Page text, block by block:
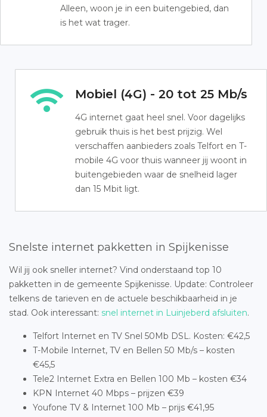
Alleen, woon je in een buitengebied, dan
is het wat trager.
Mobiel (4G) - 20 tot 25 Mb/s
4G internet gaat heel snel. Voor dagelijks
gebruik thuis is het best prijzig. Wel
verschaffen aanbieders zoals Telfort en T-
mobile 4G voor thuis wanneer jij woont in
buitengebieden waar de snelheid lager
dan 15 Mbit ligt.
Snelste internet pakketten in Spijkenisse
Wil jij ook sneller internet? Vind onderstaand top 10
pakketten in de gemeente Spijkenisse. Update: Controleer
telkens de tarieven en de actuele beschikbaarheid in je
stad. Ook interessant: snel internet in Luinjeberd afsluiten.
Telfort Internet en TV Snel 50Mb DSL. Kosten: €42,5
T-Mobile Internet, TV en Bellen 50 Mb/s – kosten
€45,5
Tele2 Internet Extra en Bellen 100 Mb – kosten €34
KPN Internet 40 Mbps – prijzen €39
Youfone TV & Internet 100 Mb – prijs €41,95